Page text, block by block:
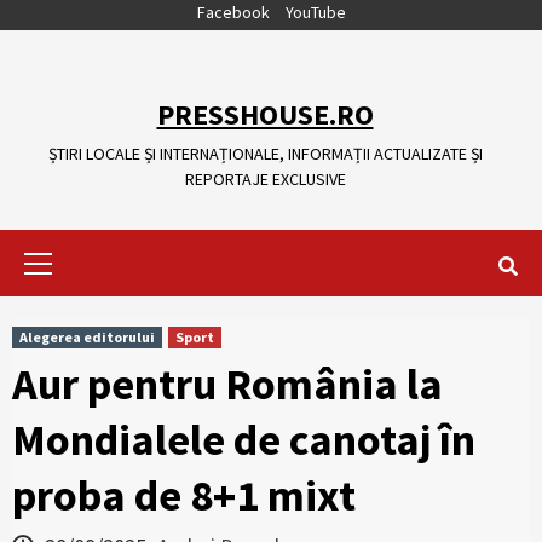
Facebook YouTube
PRESSHOUSE.RO
ȘTIRI LOCALE ȘI INTERNAȚIONALE, INFORMAȚII ACTUALIZATE ȘI
REPORTAJE EXCLUSIVE
Alegerea editorului Sport
Aur pentru România la
Mondialele de canotaj în
proba de 8+1 mixt